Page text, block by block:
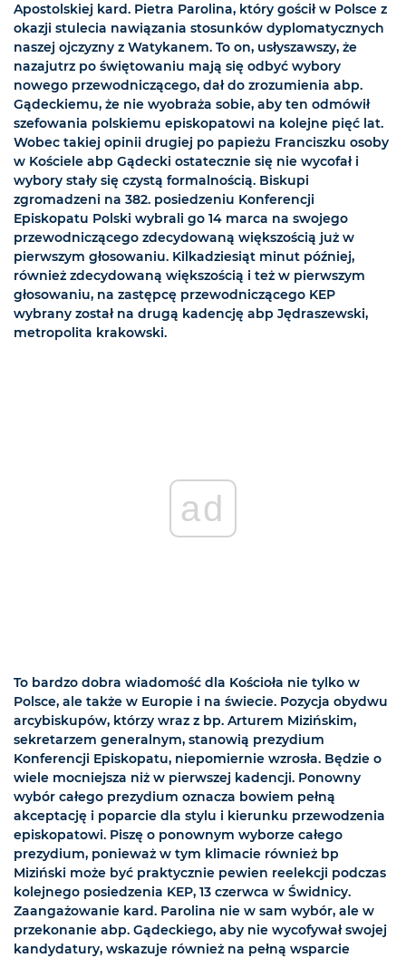
Apostolskiej kard. Pietra Parolina, który gościł w Polsce z
okazji stulecia nawiązania stosunków dyplomatycznych
naszej ojczyzny z Watykanem. To on, usłyszawszy, że
nazajutrz po świętowaniu mają się odbyć wybory
nowego przewodniczącego, dał do zrozumienia abp.
Gądeckiemu, że nie wyobraża sobie, aby ten odmówił
szefowania polskiemu episkopatowi na kolejne pięć lat.
Wobec takiej opinii drugiej po papieżu Franciszku osoby
w Kościele abp Gądecki ostatecznie się nie wycofał i
wybory stały się czystą formalnością. Biskupi
zgromadzeni na 382. posiedzeniu Konferencji
Episkopatu Polski wybrali go 14 marca na swojego
przewodniczącego zdecydowaną większością już w
pierwszym głosowaniu. Kilkadziesiąt minut później,
również zdecydowaną większością i też w pierwszym
głosowaniu, na zastępcę przewodniczącego KEP
wybrany został na drugą kadencję abp Jędraszewski,
metropolita krakowski.
ad
To bardzo dobra wiadomość dla Kościoła nie tylko w
Polsce, ale także w Europie i na świecie. Pozycja obydwu
arcybiskupów, którzy wraz z bp. Arturem Mizińskim,
sekretarzem generalnym, stanowią prezydium
Konferencji Episkopatu, niepomiernie wzrosła. Będzie o
wiele mocniejsza niż w pierwszej kadencji. Ponowny
wybór całego prezydium oznacza bowiem pełną
akceptację i poparcie dla stylu i kierunku przewodzenia
episkopatowi. Piszę o ponownym wyborze całego
prezydium, ponieważ w tym klimacie również bp
Miziński może być praktycznie pewien reelekcji podczas
kolejnego posiedzenia KEP, 13 czerwca w Świdnicy.
Zaangażowanie kard. Parolina nie w sam wybór, ale w
przekonanie abp. Gądeckiego, aby nie wycofywał swojej
kandydatury, wskazuje również na pełną wsparcie